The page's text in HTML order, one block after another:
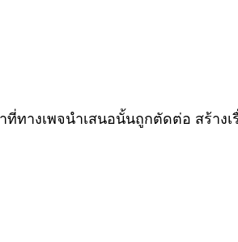
างเพจนำเสนอนั้นถูกตัดต่อ สร้าง